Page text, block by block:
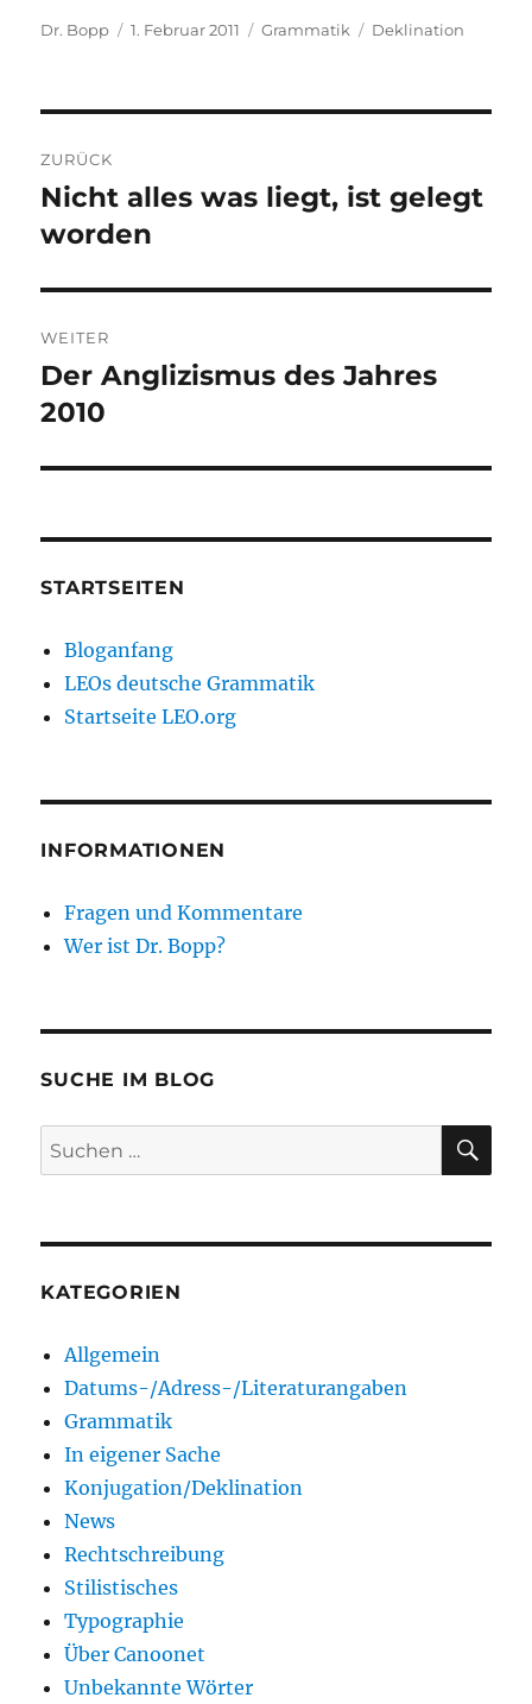
Autor
Dr. Bopp
Veröffentlicht
1. Februar 2011 Kategorien
Grammatik Schlagwörter
Deklination
ZURÜCK
Vorheriger
Beitrag:
Nicht alles was liegt, ist gelegt
worden
WEITER
Nächster
Beitrag:
Der Anglizismus des Jahres
2010
STARTSEITEN
Bloganfang
LEOs deutsche Grammatik
Startseite LEO.org
INFORMATIONEN
Fragen und Kommentare
Wer ist Dr. Bopp?
SUCHE IM BLOG
Suchen
nach:
KATEGORIEN
Allgemein
Datums-/Adress-/Literaturangaben
Grammatik
In eigener Sache
Konjugation/Deklination
News
Rechtschreibung
Stilistisches
Typographie
Über Canoonet
Unbekannte Wörter